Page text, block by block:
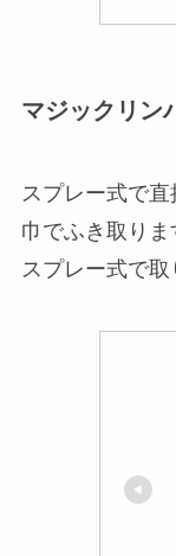
マジックリン
スプレー式で
巾でふき取りま
スプレー式で取